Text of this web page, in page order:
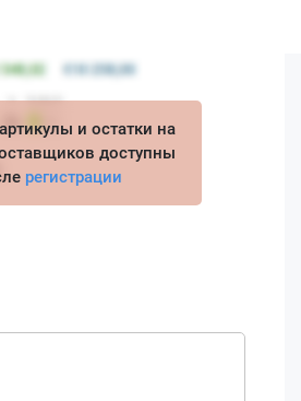
и остатки на
доступны
регистрации